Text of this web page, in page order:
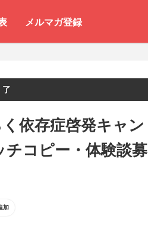
メルマガ登録
依存症啓発キャン
コピー・体験談募
加